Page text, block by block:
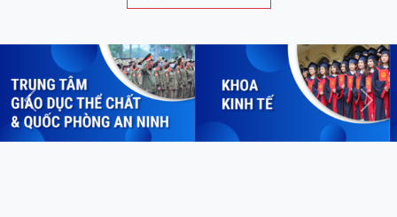
Previous Next